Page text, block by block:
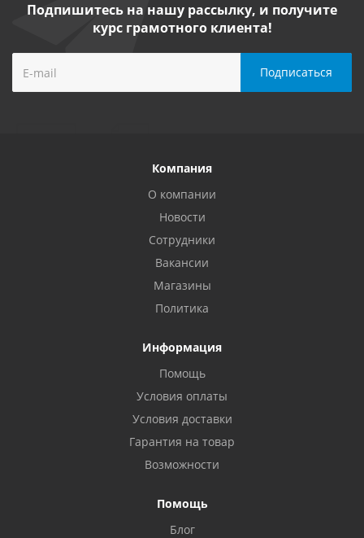
Подпишитесь на нашу рассылку, и получите
курс грамотного клиента!
Компания
О компании
Новости
Сотрудники
Вакансии
Магазины
Политика
Информация
Помощь
Условия оплаты
Условия доставки
Гарантия на товар
Возможности
Помощь
Блог